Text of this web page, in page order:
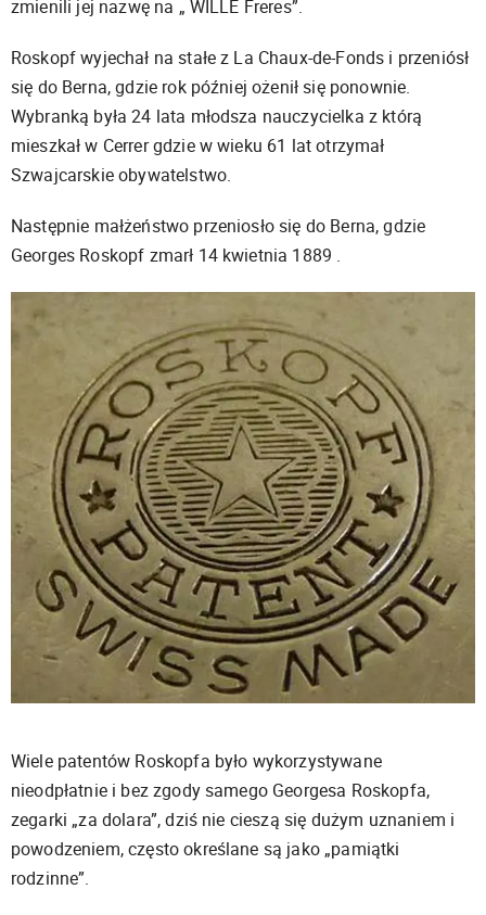
zmienili jej nazwę na „ WILLE Freres”.
Roskopf wyjechał na stałe z La Chaux-de-Fonds i przeniósł
się do Berna, gdzie rok później ożenił się ponownie.
Wybranką była 24 lata młodsza nauczycielka z którą
mieszkał w Cerrer gdzie w wieku 61 lat otrzymał
Szwajcarskie obywatelstwo.
Następnie małżeństwo przeniosło się do Berna, gdzie
Georges Roskopf zmarł 14 kwietnia 1889 .
Wiele patentów Roskopfa było wykorzystywane
nieodpłatnie i bez zgody samego Georgesa Roskopfa,
zegarki „za dolara”, dziś nie cieszą się dużym uznaniem i
powodzeniem, często określane są jako „pamiątki
rodzinne”.